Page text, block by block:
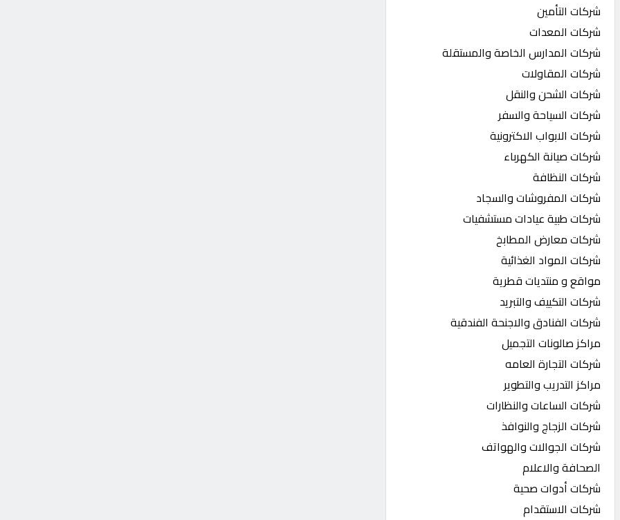
الدليل
القطري
POWERED
QHOST
شركات التأمين
شركات المعدات
شركات المدارس الخاصة والمستقلة
شركات المقاولات
شركات الشحن والنقل
شركات السياحة والسفر
شركات الابواب الاكترونية
شركات صيانة الكهرباء
شركات النظافة
شركات المفروشات والسجاد
شركات طبية عيادات مستشفيات
شركات معارض المطابخ
شركات المواد الغذائية
مواقع و منتديات قطرية
شركات التكييف والتبريد
شركات الفنادق والاجنحة الفندقية
مراكز صالونات التجميل
شركات التجارة العامه
مراكز التدريب والتطوير
شركات الساعات والنظارات
شركات الزجاج والنوافذ
شركات الجوالات والهواتف
الصحافة والاعلام
شركات أدوات صحية
شركات الاستقدام